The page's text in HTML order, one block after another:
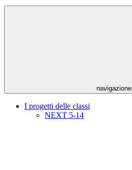
navigazione
I progetti delle classi
NEXT 5-14